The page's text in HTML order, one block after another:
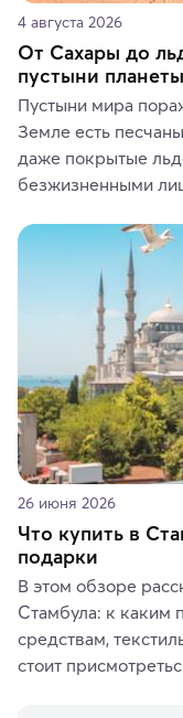
4 августа 2026
От Сахары до
пустыни планеты
Пустыни мира
Земле есть
даже покрытые
безжизненными
животные и
ярких впечатлений
26 июня 2026
Что купить в
подарки
В этом обзоре
Стамбула: к каким
средствам,
стоит